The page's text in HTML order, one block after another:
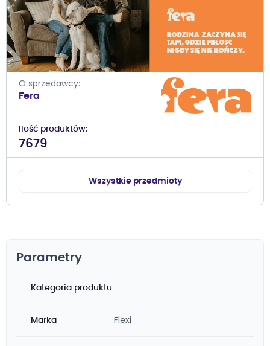
O sprzedawcy
Fera
Ilość produktów
7679
Wszystkie przedmioty
Parametry
Kategoria produktu
Marka Flexi